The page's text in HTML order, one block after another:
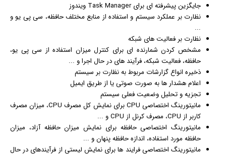
جایگزین پیشرفته ای برای Task Manager
ویندوز
نظارت بر عملکرد سیستم و استفاده از منابع مختلف حافظه، سی پی یو و
...
نظارت بر فعالیت های شبکه
مشخص کردن شمارنده ای برای کنترل میزان استفاده از سی پی یو،
حافظه، فعالیت شبکه، فرآیند های در حال اجرا و ...
ذخیره انواع گزارشات مربوط به نظارت بر سیستم
اعلام هشدار ها به صورت صوتی یا از طریق ایمیل
تجزیه و تحلیل وضعیت فعلی سیستم
مانیتورینگ اختصاصی CPU برای نمایش کل مصرف CPU، میزان مصرف
کاربر از CPU، مصرف کرنل از CPU و ...
مانیتورینگ اختصاصی حافظه برای نمایش میزان حافظه آزاد، میزان
حافظه مورد استفاده، اندازه حافظه پنهان و ...
مانیتورینگ اختصاصی فرایند ها برای نمایش لیستی از فرآیندهای در حال